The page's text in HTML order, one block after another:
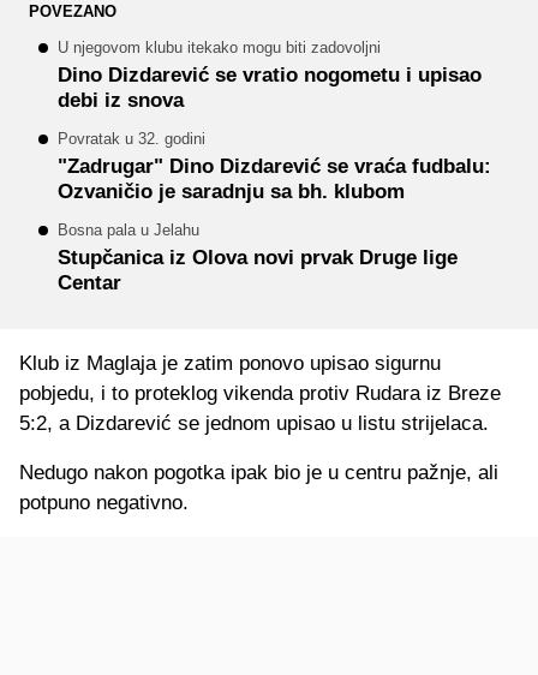
POVEZANO
U njegovom klubu itekako mogu biti zadovoljni
Dino Dizdarević se vratio nogometu i upisao
debi iz snova
Povratak u 32. godini
"Zadrugar" Dino Dizdarević se vraća fudbalu:
Ozvaničio je saradnju sa bh. klubom
Bosna pala u Jelahu
Stupčanica iz Olova novi prvak Druge lige
Centar
Klub iz Maglaja je zatim ponovo upisao sigurnu
pobjedu, i to proteklog vikenda protiv Rudara iz Breze
5:2, a Dizdarević se jednom upisao u listu strijelaca.
Nedugo nakon pogotka ipak bio je u centru pažnje, ali
potpuno negativno.